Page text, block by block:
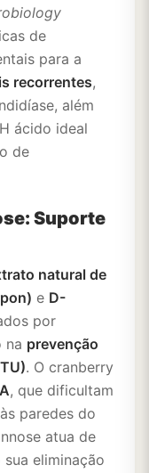
de
para a
recorrentes,
além
ácido ideal
de
Suporte
natural de
e D-
por
na prevenção
. O cranberry
, que dificultam
às paredes do
atua de
eliminação